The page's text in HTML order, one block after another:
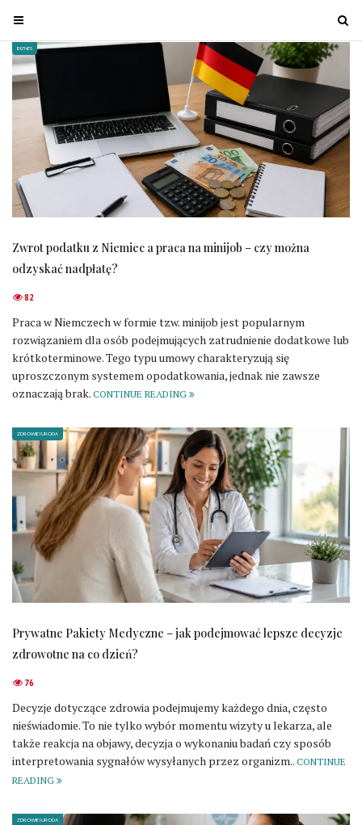
T
o
g
g
l
g
t
i
o
T
o
e
n
a
v
i
g
BIZNES
Zwrot podatku z Niemiec a praca na minijob – czy można
odzyskać nadpłatę?
82
Praca w Niemczech w formie tzw. minijob jest popularnym
rozwiązaniem dla osób podejmujących zatrudnienie dodatkowe lub
krótkoterminowe. Tego typu umowy charakteryzują się
uproszczonym systemem opodatkowania, jednak nie zawsze
oznaczają brak. CONTINUE READING
ZDROWIE I URODA
Prywatne Pakiety Medyczne – jak podejmować lepsze decyzje
zdrowotne na co dzień?
76
Decyzje dotyczące zdrowia podejmujemy każdego dnia, często
nieświadomie. To nie tylko wybór momentu wizyty u lekarza, ale
także reakcja na objawy, decyzja o wykonaniu badań czy sposób
interpretowania sygnałów wysyłanych przez organizm.. CONTINUE
READING
ZDROWIE I URODA